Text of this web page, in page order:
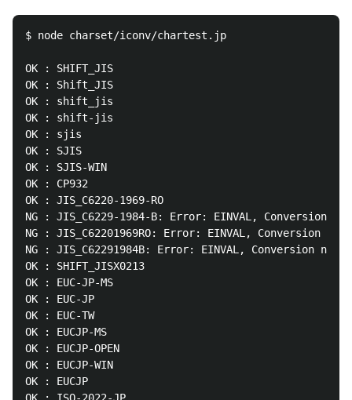
$ node charset/iconv/chartest.jp
OK : SHIFT_JIS
OK : Shift_JIS
OK : shift_jis
OK : shift-jis
OK : sjis
OK : SJIS
OK : SJIS-WIN
OK : CP932
OK : JIS_C6220-1969-RO
NG : JIS_C6229-1984-B: Error: EINVAL, Conversion
NG : JIS_C62201969RO: Error: EINVAL, Conversion
NG : JIS_C62291984B: Error: EINVAL, Conversion not
OK : SHIFT_JISX0213
OK : EUC-JP-MS
OK : EUC-JP
OK : EUC-TW
OK : EUCJP-MS
OK : EUCJP-OPEN
OK : EUCJP-WIN
OK : EUCJP